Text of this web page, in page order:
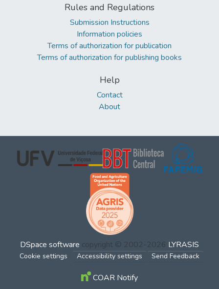
Rules and Regulations
Submission Instructions
Information policies
Terms of authorization for publication
Terms of authorization for publishing books
Help
Contact
About
DSpace software copyright © 2002-2026 LYRASIS
Cookie settings Accessibility settings Send Feedback
COAR Notify